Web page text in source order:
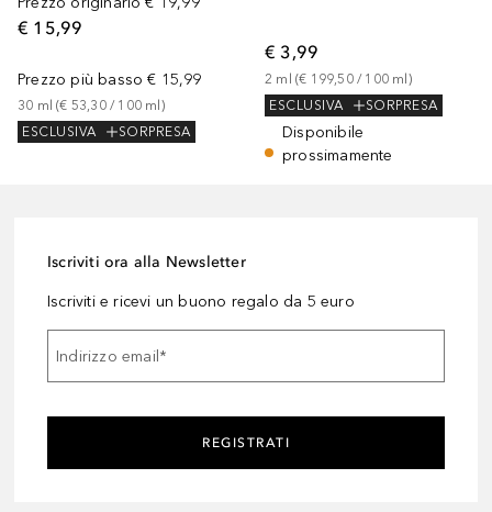
€ 15,99
Prezzo più basso € 15,99
30 ml (€ 53,30 / 100 ml )
ESCLUSIVA
SORPRESA
€ 3,99
2 ml (€ 199,50 / 100 ml )
ESCLUSIVA
SORPRESA
Disponibile
prossimamente
Iscriviti ora alla Newsletter
Iscriviti e ricevi un buono regalo da 5 euro
Indirizzo email *
REGISTRATI